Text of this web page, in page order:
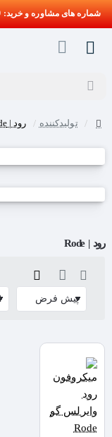
شماره های مشاوره و خرید: 57129-021 و 09121759502
تولیدکننده رود | Rode
رود | Rode